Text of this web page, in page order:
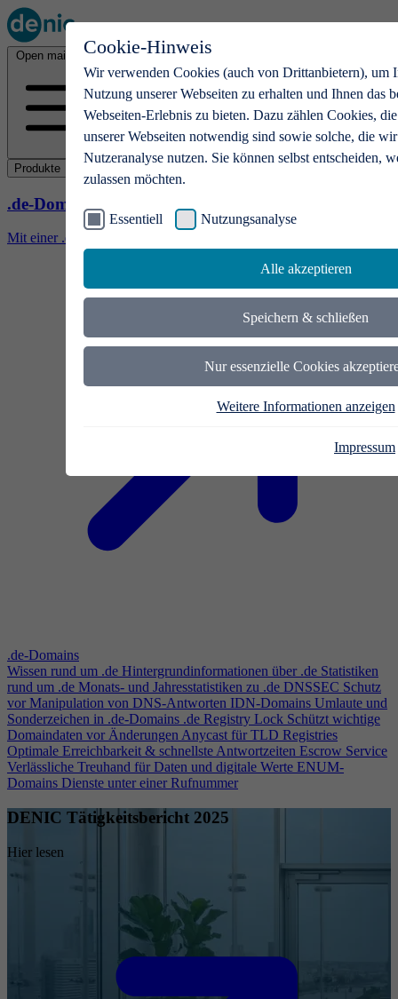
Cookie-Hinweis
Wir verwenden Cookies (auch von Drittanbietern), um
Nutzung unserer Webseiten zu erhalten und Ihnen das
Webseiten-Erlebnis zu bieten. Dazu zählen Cookies,
unserer Webseiten notwendig sind sowie solche, die
Nutzeranalyse nutzen. Sie können selbst entscheiden,
zulassen möchten.
Essentiell Nutzungsanalyse
Alle akzeptieren
Speichern & schließen
Nur essenzielle Cookies
Weitere Informationen anzeigen
Impressum
Open main menu
Produkte
.de-Domains
Mit einer .de-Domain erhalten Ideen eine Bühne
.de-Domains
Wissen rund um .de Hintergrundinformationen über .de Statistiken
rund um .de Monats- und Jahresstatistiken zu .de DNSSEC Schutz
vor Manipulation von DNS-Antworten IDN-Domains Umlaute und
Sonderzeichen in .de-Domains .de Registry Lock Schützt wichtige
Domaindaten vor ÄnderungenAnycast für TLD Registries
Optimale Erreichbarkeit & schnellste Antwortzeiten Escrow Service
Verlässliche Treuhand für Daten und digitale Werte ENUM-
Domains Dienste unter einer Rufnummer
DENIC Tätigkeitsbericht 2025
Hier lesen